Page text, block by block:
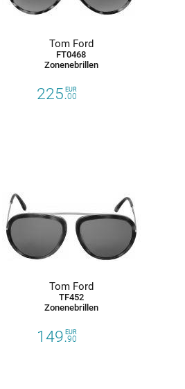
Tom Ford
FT0468
Zonenebrillen
225.00
EUR
Tom Ford
TF452
Zonenebrillen
149.90
EUR